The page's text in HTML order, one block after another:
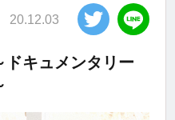
20.12.03
ドキュメンタリー